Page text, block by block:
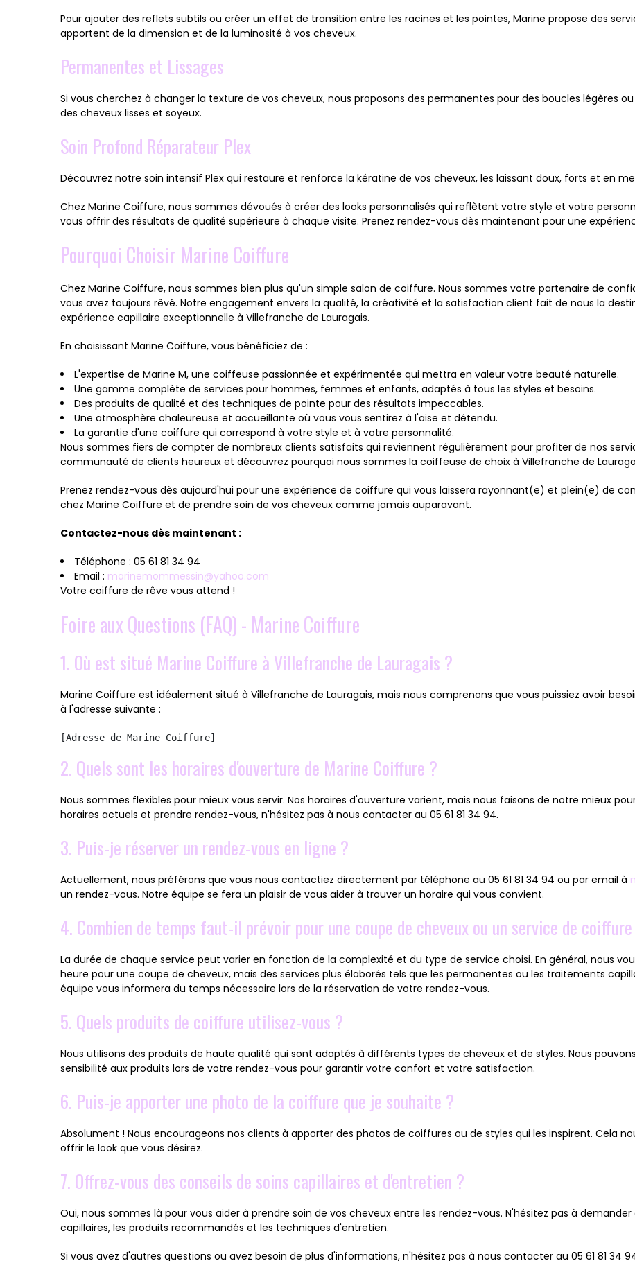
Pour ajouter des reflets subtils ou créer un effet de transition entre les racines et les pointes, Marine propose des
apportent de la dimension et de la luminosité à vos cheveux.
Permanentes et Lissages
Si vous cherchez à changer la texture de vos cheveux, nous proposons des permanentes pour des boucles légères
des cheveux lisses et soyeux.
Soin Profond Réparateur Plex
Découvrez notre soin intensif Plex qui restaure et renforce la kératine de vos cheveux, les laissant doux, forts et en
Chez Marine Coiffure, nous sommes dévoués à créer des looks personnalisés qui reflètent votre style et votre
vous offrir des résultats de qualité supérieure à chaque visite. Prenez rendez-vous dès maintenant pour une
Pourquoi Choisir Marine Coiffure
Chez Marine Coiffure, nous sommes bien plus qu'un simple salon de coiffure. Nous sommes votre partenaire de
vous avez toujours rêvé. Notre engagement envers la qualité, la créativité et la satisfaction client fait de nous la
expérience capillaire exceptionnelle à Villefranche de Lauragais.
En choisissant Marine Coiffure, vous bénéficiez de :
L'expertise de Marine M, une coiffeuse passionnée et expérimentée qui mettra en valeur votre beauté naturelle.
Une gamme complète de services pour hommes, femmes et enfants, adaptés à tous les styles et besoins.
Des produits de qualité et des techniques de pointe pour des résultats impeccables.
Une atmosphère chaleureuse et accueillante où vous vous sentirez à l'aise et détendu.
La garantie d'une coiffure qui correspond à votre style et à votre personnalité.
Nous sommes fiers de compter de nombreux clients satisfaits qui reviennent régulièrement pour profiter de nos
communauté de clients heureux et découvrez pourquoi nous sommes la coiffeuse de choix à Villefranche de
Prenez rendez-vous dès aujourd'hui pour une expérience de coiffure qui vous laissera rayonnant(e) et plein(e) de
chez Marine Coiffure et de prendre soin de vos cheveux comme jamais auparavant.
Contactez-nous dès maintenant :
Téléphone : 05 61 81 34 94
Email : marinemommessin@yahoo.com
Votre coiffure de rêve vous attend !
Foire aux Questions (FAQ) - Marine Coiffure
1. Où est situé Marine Coiffure à Villefranche de Lauragais ?
Marine Coiffure est idéalement situé à Villefranche de Lauragais, mais nous comprenons que vous puissiez avoir
à l'adresse suivante :
2. Quels sont les horaires d'ouverture de Marine Coiffure ?
Nous sommes flexibles pour mieux vous servir. Nos horaires d'ouverture varient, mais nous faisons de notre mieux
horaires actuels et prendre rendez-vous, n'hésitez pas à nous contacter au 05 61 81 34 94.
3. Puis-je réserver un rendez-vous en ligne ?
Actuellement, nous préférons que vous nous contactiez directement par téléphone au 05 61 81 34 94 ou par email à
un rendez-vous. Notre équipe se fera un plaisir de vous aider à trouver un horaire qui vous convient.
4. Combien de temps faut-il prévoir pour une coupe de cheveux ou un service de
La durée de chaque service peut varier en fonction de la complexité et du type de service choisi. En général, nous
heure pour une coupe de cheveux, mais des services plus élaborés tels que les permanentes ou les traitements
équipe vous informera du temps nécessaire lors de la réservation de votre rendez-vous.
5. Quels produits de coiffure utilisez-vous ?
Nous utilisons des produits de haute qualité qui sont adaptés à différents types de cheveux et de styles. Nous
sensibilité aux produits lors de votre rendez-vous pour garantir votre confort et votre satisfaction.
6. Puis-je apporter une photo de la coiffure que je souhaite ?
Absolument ! Nous encourageons nos clients à apporter des photos de coiffures ou de styles qui les inspirent. Cela
offrir le look que vous désirez.
7. Offrez-vous des conseils de soins capillaires et d'entretien ?
Oui, nous sommes là pour vous aider à prendre soin de vos cheveux entre les rendez-vous. N'hésitez pas à
capillaires, les produits recommandés et les techniques d'entretien.
Si vous avez d'autres questions ou avez besoin de plus d'informations, n'hésitez pas à nous contacter au 05 61 81 34